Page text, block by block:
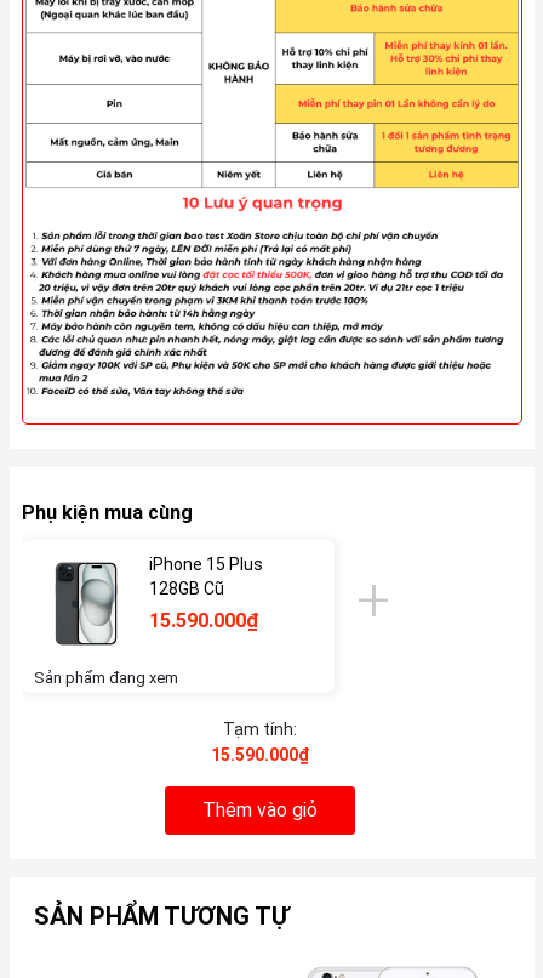
Phụ kiện mua cùng
iPhone 15 Plus
128GB Cũ
15.590.000₫
Sản phẩm đang xem
Tạm tính:
15.590.000₫
Thêm vào giỏ
SẢN PHẨM TƯƠNG TỰ